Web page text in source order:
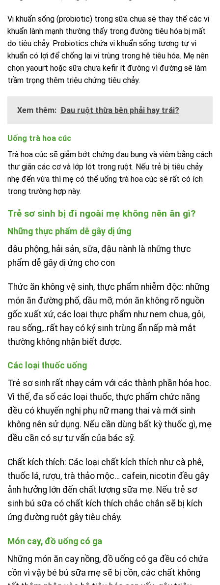
Vi khuẩn sống (probiotic) trong sữa chua sẽ thay thế các vi
khuẩn lành mạnh thường thấy trong đường tiêu hóa bị mất
do tiêu chảy. Probiotics chứa vi khuẩn sống tương tự vi
khuẩn có lợi để chống lại vi trùng trong hệ tiêu hóa. Mẹ nên
chọn yaourt hoặc sữa chưa kefir ít đường vì đường sẽ làm
trầm trọng thêm triệu chứng tiêu chảy.
Xem thêm: Đau ruột thừa bên phải hay trái?
Uống trà hoa cúc
Trà hoa cúc sẽ giảm bớt chứng đau bụng và viêm bằng cách
thư giãn các cơ và lớp lót trong ruột. Nếu trẻ bị tiêu chảy
nhẹ đến vừa thì mẹ có thể uống trà hoa cúc sẽ rất có ích
trong trường hợp này.
Trẻ sơ sinh bị đi ngoài mẹ không nên ăn gì?
Những thực phẩm dễ gây dị ứng
đậu phộng, hải sản, sữa, đậu nành là những thực
phẩm dễ gây dị ứng cho con
Thức ăn không vệ sinh, thực phẩm nhiễm độc: những
món ăn đường phố, dầu mỡ, món ăn không rõ nguồn
gốc xuất xứ, các loại thực phẩm như nem chua, gỏi,
rau sống,..rất hay có ký sinh trùng ẩn nấp mà mắt
thường không nhận biết được.
Các loại thuốc uống
Trẻ sơ sinh rất nhạy cảm với các thành phần hóa học.
Vì thế, đa số các loại thuốc, thực phẩm chức năng
đều có khuyến nghị phụ nữ mang thai và mới sinh
không nên sử dụng. Nếu cần dùng bất kỳ thuốc gì, mẹ
đều cần có sự tư vấn của bác sỹ.
Chất kích thích: Các loại chất kích thích như cà phê,
thuốc lá, rượu, trà thảo mộc… cafein, nicotin đều gây
ảnh hưởng lớn đến chất lượng sữa mẹ. Nếu trẻ sơ
sinh bú sữa có chất kích thích chắc chắn sẽ bị kích
ứng đường ruột gây tiêu chảy.
Món cay, đồ uống có ga
Những món ăn cay nồng, đồ uống có ga đều có chứa
cồn vì vậy bé bú sữa mẹ sẽ bị cồn, các chất không